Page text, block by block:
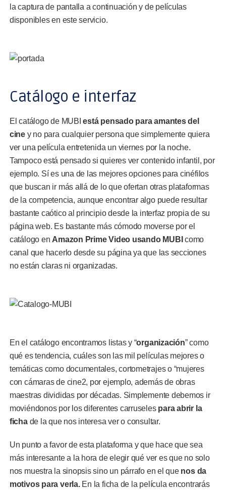
la captura de pantalla a continuación y de películas
disponibles en este servicio.
Catálogo e interfaz
El catálogo de MUBI está pensado para amantes del
cine y no para cualquier persona que simplemente quiera
ver una película entretenida un viernes por la noche.
Tampoco está pensado si quieres ver contenido infantil, por
ejemplo. Sí es una de las mejores opciones para cinéfilos
que buscan ir más allá de lo que ofertan otras plataformas
de la competencia, aunque encontrar algo puede resultar
bastante caótico al principio desde la interfaz propia de su
página web. Es bastante más cómodo moverse por el
catálogo en Amazon Prime Video usando MUBI como
canal que hacerlo desde su página ya que las secciones
no están claras ni organizadas.
En el catálogo encontramos listas y “organización” como
qué es tendencia, cuáles son las mil películas mejores o
temáticas como documentales, cortometrajes o “mujeres
con cámaras de cine2, por ejemplo, además de obras
maestras divididas por décadas. Simplemente debemos ir
moviéndonos por los diferentes carruseles para abrir la
fichade la que nos interesa ver o consultar.
Un punto a favor de esta plataforma y que hace que sea
más interesante a la hora de elegir qué ver es que no solo
nos muestra la sinopsis sino un párrafo en el que nos da
motivos para verla.En la ficha de la película encontrarás